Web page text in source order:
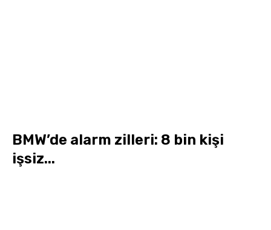
BMW’de alarm zilleri: 8 bin kişi
işsiz...